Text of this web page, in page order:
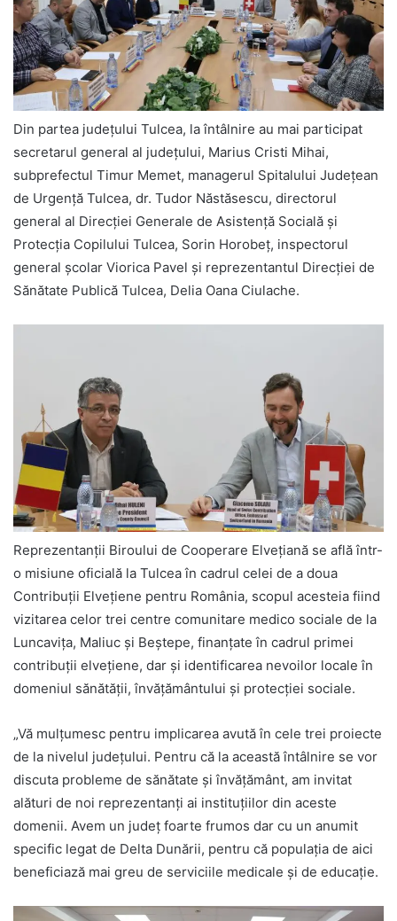
Din partea județului Tulcea, la întâlnire au mai participat
secretarul general al județului, Marius Cristi Mihai,
subprefectul Timur Memet, managerul Spitalului Județean
de Urgență Tulcea, dr. Tudor Năstăsescu, directorul
general al Direcției Generale de Asistență Socială și
Protecția Copilului Tulcea, Sorin Horobeț, inspectorul
general școlar Viorica Pavel și reprezentantul Direcției de
Sănătate Publică Tulcea, Delia Oana Ciulache.
Reprezentanții Biroului de Cooperare Elvețiană se află într-
o misiune oficială la Tulcea în cadrul celei de a doua
Contribuții Elvețiene pentru România, scopul acesteia fiind
vizitarea celor trei centre comunitare medico sociale de la
Luncavița, Maliuc și Beștepe, finanțate în cadrul primei
contribuții elvețiene, dar și identificarea nevoilor locale în
domeniul sănătății, învățământului și protecției sociale.
„Vă mulțumesc pentru implicarea avută în cele trei proiecte
de la nivelul județului. Pentru că la această întâlnire se vor
discuta probleme de sănătate și învățământ, am invitat
alături de noi reprezentanți ai instituțiilor din aceste
domenii. Avem un județ foarte frumos dar cu un anumit
specific legat de Delta Dunării, pentru că populația de aici
beneficiază mai greu de serviciile medicale și de educație.